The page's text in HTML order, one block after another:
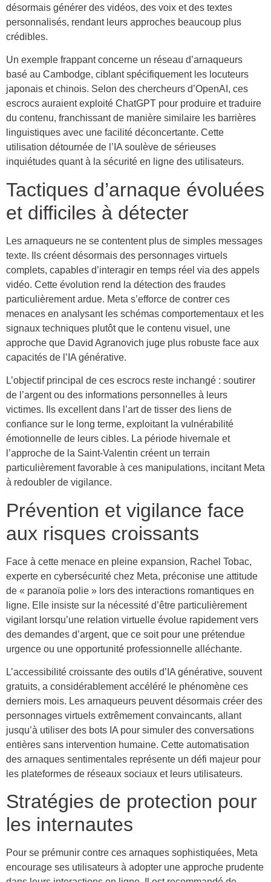
désormais générer des vidéos, des voix et des textes
personnalisés, rendant leurs approches beaucoup plus
crédibles.
Un exemple frappant concerne un réseau d’arnaqueurs
basé au Cambodge, ciblant spécifiquement les locuteurs
japonais et chinois. Selon des chercheurs d’OpenAI, ces
escrocs auraient exploité ChatGPT pour produire et traduire
du contenu, franchissant de manière similaire les barrières
linguistiques avec une facilité déconcertante. Cette
utilisation détournée de l’IA soulève de sérieuses
inquiétudes quant à la sécurité en ligne des utilisateurs.
Tactiques d’arnaque évoluées
et difficiles à détecter
Les arnaqueurs ne se contentent plus de simples messages
texte. Ils créent désormais des personnages virtuels
complets, capables d’interagir en temps réel via des appels
vidéo. Cette évolution rend la détection des fraudes
particulièrement ardue. Meta s’efforce de contrer ces
menaces en analysant les schémas comportementaux et les
signaux techniques plutôt que le contenu visuel, une
approche que David Agranovich juge plus robuste face aux
capacités de l’IA générative.
L’objectif principal de ces escrocs reste inchangé : soutirer
de l’argent ou des informations personnelles à leurs
victimes. Ils excellent dans l’art de tisser des liens de
confiance sur le long terme, exploitant la vulnérabilité
émotionnelle de leurs cibles. La période hivernale et
l’approche de la Saint-Valentin créent un terrain
particulièrement favorable à ces manipulations, incitant Meta
à redoubler de vigilance.
Prévention et vigilance face
aux risques croissants
Face à cette menace en pleine expansion, Rachel Tobac,
experte en cybersécurité chez Meta, préconise une attitude
de « paranoïa polie » lors des interactions romantiques en
ligne. Elle insiste sur la nécessité d’être particulièrement
vigilant lorsqu’une relation virtuelle évolue rapidement vers
des demandes d’argent, que ce soit pour une prétendue
urgence ou une opportunité professionnelle alléchante.
L’accessibilité croissante des outils d’IA générative, souvent
gratuits, a considérablement accéléré le phénomène ces
derniers mois. Les arnaqueurs peuvent désormais créer des
personnages virtuels extrêmement convaincants, allant
jusqu’à utiliser des bots IA pour simuler des conversations
entières sans intervention humaine. Cette automatisation
des arnaques sentimentales représente un défi majeur pour
les plateformes de réseaux sociaux et leurs utilisateurs.
Stratégies de protection pour
les internautes
Pour se prémunir contre ces arnaques sophistiquées, Meta
encourage ses utilisateurs à adopter une approche prudente